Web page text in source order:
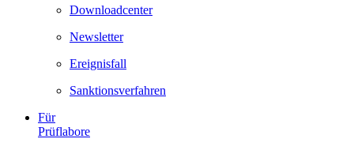
Downloadcenter
Newsletter
Ereignisfall
Sanktionsverfahren
Für
Prüflabore